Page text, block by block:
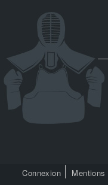
Connexion Mentions